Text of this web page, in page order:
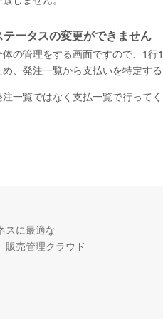
ータスの変更ができません
の管理をする画面ですので、1
、発注一覧から支払いを特定する
一覧ではなく支払一覧で行ってく
スに最適な
販売管理クラウド